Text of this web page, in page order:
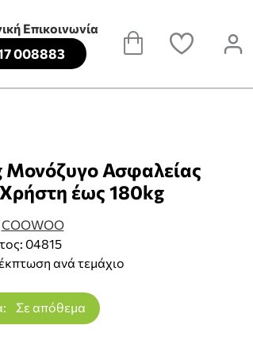
Επικοινωνία
008883
Ασφαλείας
έως 180kg
COOWOO
04815
ανά τεμάχιο
Σε απόθεμα